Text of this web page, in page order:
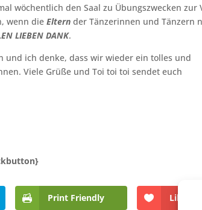
wöchentlich den Saal zu Übungszwecken zur
wenn dieElternder Tänzerinnen und Tänzern
LIEBEN DANK.
und ich denke, dass wir wieder ein tolles und
Viele Grüße und Toi toi toi sendet euch
Print Friendly Like